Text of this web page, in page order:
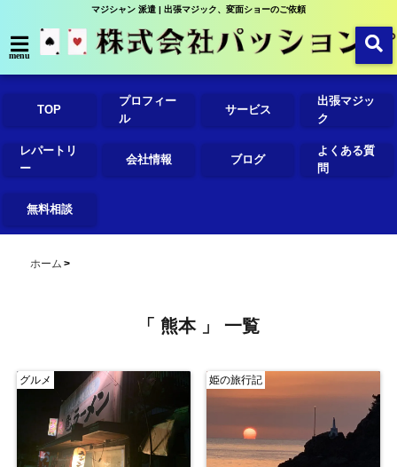
マジシャン 派遣 | 出張マジック、変面ショーのご依頼
menu
TOP
プロフィー
ル
サービス
出張マジッ
ク
レパートリ
ー
会社情報 ブログ
よくある質
問
無料相談
ホーム
「 熊本 」 一覧
グルメ 姫の旅行記